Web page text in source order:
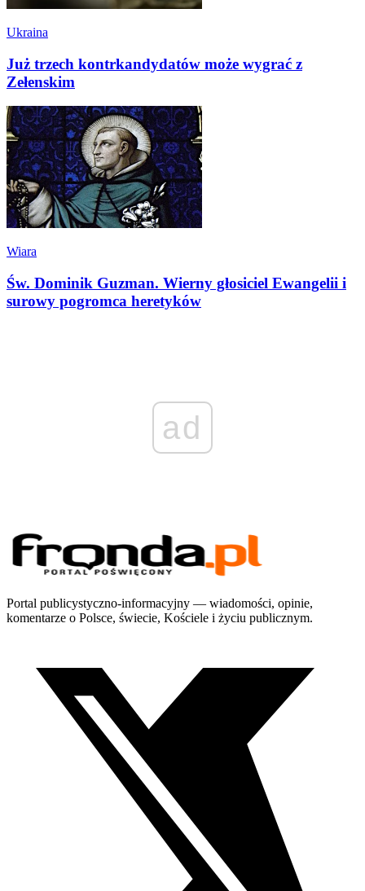
Ukraina
Już trzech kontrkandydatów może wygrać z
Zełenskim
Wiara
Św. Dominik Guzman. Wierny głosiciel Ewangelii i
surowy pogromca heretyków
ad
Portal publicystyczno-informacyjny — wiadomości, opinie,
komentarze o Polsce, świecie, Kościele i życiu publicznym.